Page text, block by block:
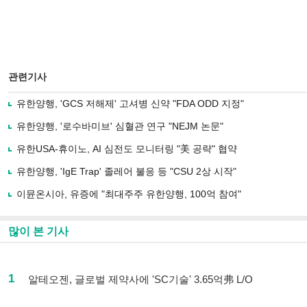
관련기사
유한양행, 'GCS 저해제' 고셔병 신약 "FDA ODD 지정"
유한양행, '로수바미브' 심혈관 연구 "NEJM 논문"
유한USA-휴이노, AI 심전도 모니터링 "美 공략" 협약
유한양행, 'IgE Trap' 졸레어 불응 등 "CSU 2상 시작"
이뮨온시아, 유증에 "최대주주 유한양행, 100억 참여"
많이 본 기사
1 알테오젠, 글로벌 제약사에 'SC기술' 3.65억弗 L/O